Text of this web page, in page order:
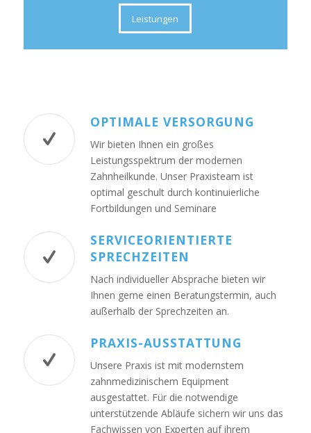
Leistungen
OPTIMALE VERSORGUNG
Wir bieten Ihnen ein großes
Leistungsspektrum der modernen
Zahnheilkunde. Unser Praxisteam ist
optimal geschult durch kontinuierliche
Fortbildungen und Seminare
SERVICEORIENTIERTE
SPRECHZEITEN
Nach individueller Absprache bieten wir
Ihnen gerne einen Beratungstermin, auch
außerhalb der Sprechzeiten an.
PRAXIS-AUSSTATTUNG
Unsere Praxis ist mit modernstem
zahnmedizinischem Equipment
ausgestattet. Für die notwendige
unterstützende Abläufe sichern wir uns das
Fachwissen von Experten auf ihrem